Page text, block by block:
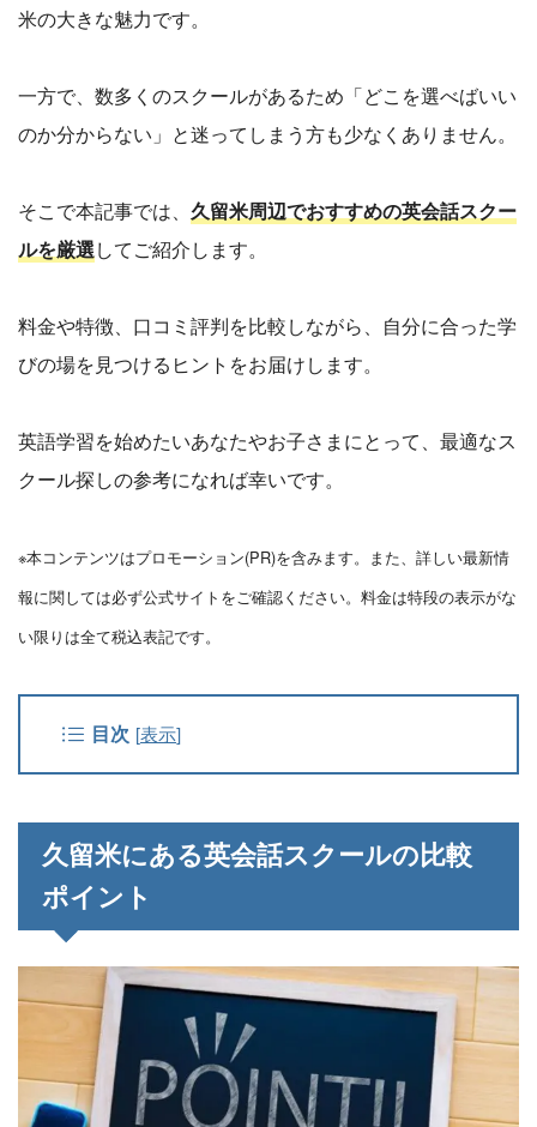
米の大きな魅力です。
一方で、数多くのスクールがあるため「どこを選べばいい
のか分からない」と迷ってしまう方も少なくありません。
そこで本記事では、 久留米周辺でおすすめの英会話スクー
ルを厳選してご紹介します。
料金や特徴、口コミ評判を比較しながら、自分に合った学
びの場を見つけるヒントをお届けします。
英語学習を始めたいあなたやお子さまにとって、最適なス
クール探しの参考になれば幸いです。
※本コンテンツはプロモーション(PR)を含みます。また、詳しい最新情
報に関しては必ず公式サイトをご確認ください。料金は特段の表示がな
い限りは全て税込表記です。
目次 [表示]
久留米にある英会話スクールの比較
ポイント